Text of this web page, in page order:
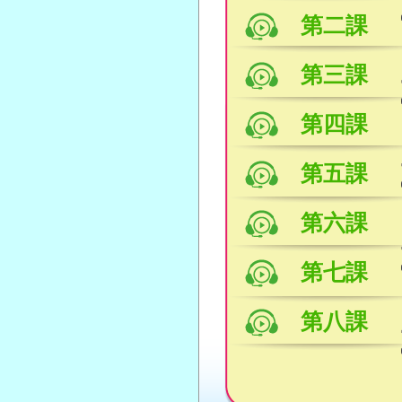
第二課
第三課
第四課
第五課
第六課
第七課
第八課